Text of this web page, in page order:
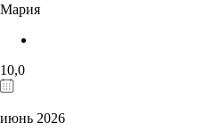
Мария
10,0
июнь 2026